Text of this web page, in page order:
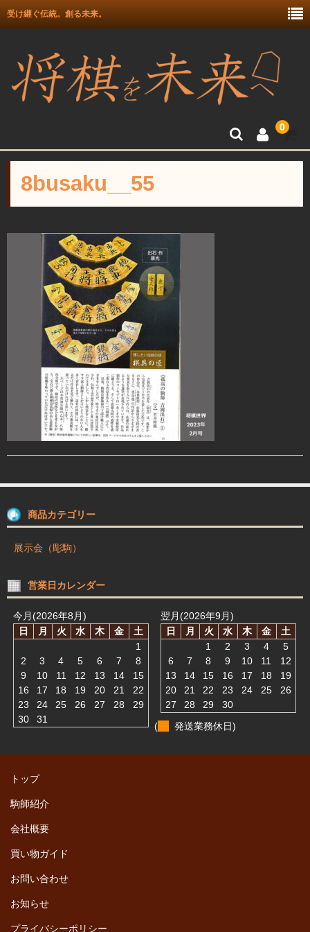
受け継ぐ伝統。創る未来。
0
駒箱 駒台 布盤
駒師紹介
買物ガイド
お問合せ
8busaku__55
商品カテゴリー
展示会（彫駒）
営業日カレンダー
今月(2026年8月)
日
月 火 水 木 金
土
1
2
3 4 5 6 7
8
9
10 11 12 13 14
15
16
17 18 19 20 21
22
23
24 25 26 27 28
29
30
31
翌月(2026年9月)
日
月 火 水 木 金
土
1
2 3 4
5
6
7 8 9 10 11
12
13
14 15 16 17 18
19
20
21 22 23 24 25
26
27
28 29
30
(
発送業務休日)
トップ
駒師紹介
会社概要
買い物ガイド
お問い合わせ
お知らせ
プライバシーポリシー